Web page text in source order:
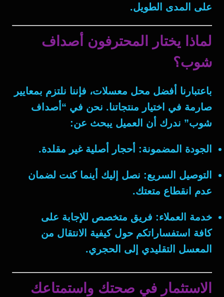
على المدى الطويل.
لماذا يختار المحترفون أصداف
شوب؟
باعتبارنا أفضل محل معسلات، فإننا نلتزم بمعايير
صارمة في اختيار منتجاتنا. نحن في “أصداف
شوب” ندرك أن العميل يبحث عن:
الجودة المضمونة: أحجار أصلية غير مقلدة.
التوصيل السريع: نصل إليك أينما كنت لضمان
عدم انقطاع متعتك.
خدمة العملاء: فريق متخصص للإجابة على
كافة استفساراتكم حول كيفية الانتقال من
المعسل التقليدي إلى الحجري.
الاستثمار في صحتك واستمتاعك